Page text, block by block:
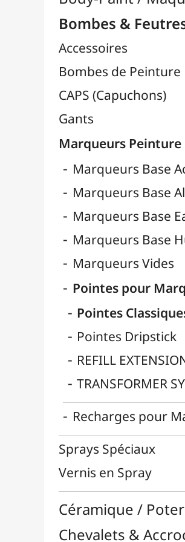
Marqueurs Peinture 
Marqueurs Base Acrylique
Marqueurs Base Eau
Marqueurs Base Huile
Pointes pour Marqueurs

Pointes Classiques
REFILL EXTENSION
TRANSFORMER SYSTEM
Recharges pour Marqueurs
Sprays Spéciaux
Vernis en Spray
Céramique / Poterie
Chevalets & Accrochage
Enfants / Scolaire
Feutres & Stylos
Librairie / Livres
Médiums, Vernis & Colles
Modelage / Sculpture
Peintures / Couleurs
Pinceaux & Outils
Résines / Moulage
Supports Dessin & Peinture
Transport / Rangement
Papeterie & Bureau